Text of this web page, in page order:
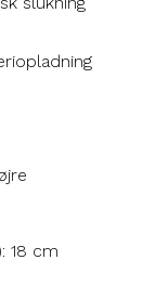
18 cm